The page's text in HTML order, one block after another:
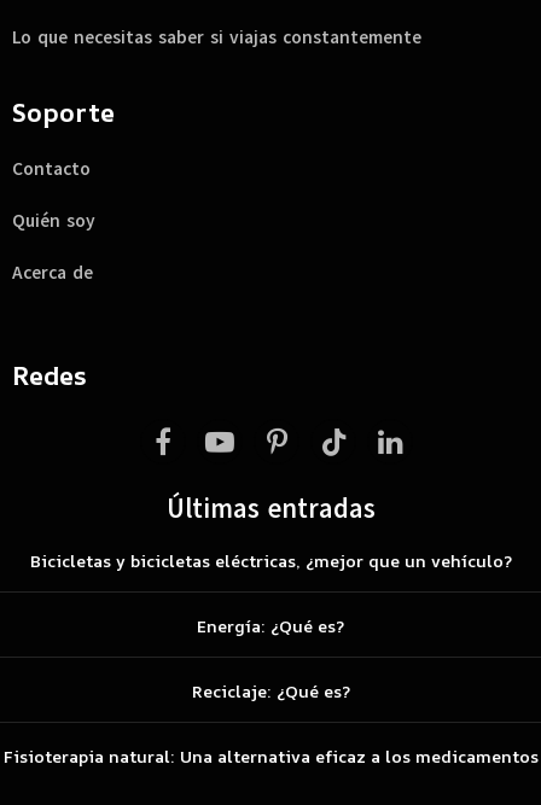
Lo que necesitas saber si viajas constantemente
Soporte
Contacto
Quién soy
Acerca de
Redes
FacebookYouTubePinterestTikTok LinkedIn
Últimas entradas
Bicicletas y bicicletas eléctricas, ¿mejor que un vehículo?
Energía: ¿Qué es?
Reciclaje: ¿Qué es?
Fisioterapia natural: Una alternativa eficaz a los medicamentos